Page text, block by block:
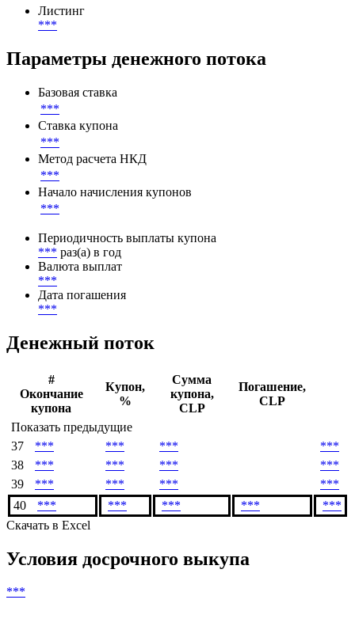
Листинг
***
Параметры денежного потока
Базовая ставка
***
Ставка купона
***
Метод расчета НКД
***
Начало начисления купонов
***
Периодичность выплаты купона
*** раз(а) в год
Валюта выплат
***
Дата погашения
***
Денежный поток
#
Окончание
купона
Купон,
%
Сумма
купона,
CLP
Погашение,
CLP
Показать предыдущие
37
*** *** ***
***
38
*** *** ***
***
39
*** *** ***
***
40
*** *** *** ***
***
Скачать в Excel
Условия досрочного выкупа
***